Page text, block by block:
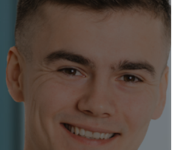
Kapitalanlage Immobilien
Altersvorsorge
Arbeitskraftabsicherung